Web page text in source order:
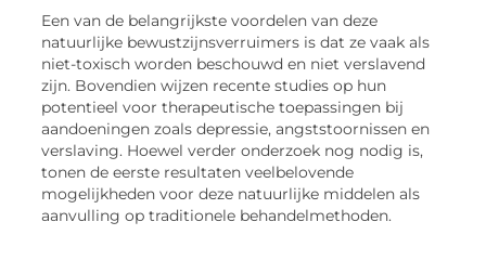
Een van de belangrijkste voordelen van deze
natuurlijke bewustzijnsverruimers is dat ze vaak als
niet-toxisch worden beschouwd en niet verslavend
zijn. Bovendien wijzen recente studies op hun
potentieel voor therapeutische toepassingen bij
aandoeningen zoals depressie, angststoornissen en
verslaving. Hoewel verder onderzoek nog nodig is,
tonen de eerste resultaten veelbelovende
mogelijkheden voor deze natuurlijke middelen als
aanvulling op traditionele behandelmethoden.